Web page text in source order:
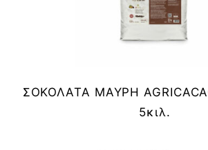
ΣΟΚΟΛΑΤΑ ΜΑΥΡΗ
5κιλ.